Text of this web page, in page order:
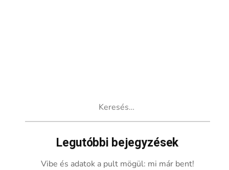
Legutóbbi bejegyzések
Vibe és adatok a pult mögül: mi már bent!